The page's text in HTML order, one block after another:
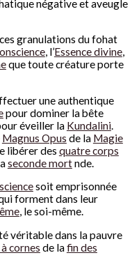
négative et aveugle
granulations du fohat
, l’Essence divine,
que toute créature porte
une authentique
pour dominer la bête
éveiller la Kundalini.
Magnus Opus de la Magie
libérer des quatre corps
seconde mortnde.
soit emprisonnée
forment dans leur
, le soi-même.
véritable dans la pauvre
cornes de lafin des